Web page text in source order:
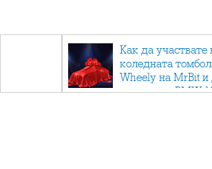
Как да участвате
коледната
Wheely на MrBit и
спечелите BMW